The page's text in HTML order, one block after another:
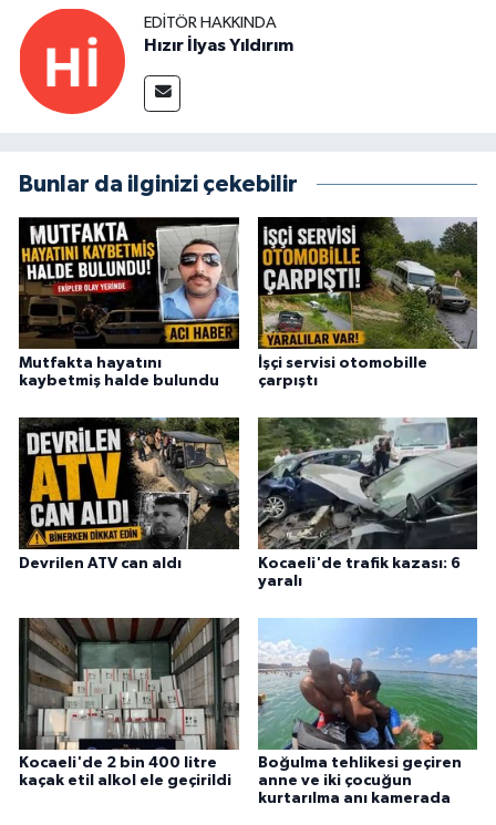
EDITÖR HAKKINDA
Hızır İlyas Yıldırım
Bunlar da ilginizi çekebilir
Mutfakta hayatını
kaybetmiş halde bulundu
İşçi servisi otomobille
çarpıştı
Devrilen ATV can aldı
Kocaeli'de trafik kazası: 6
yaralı
Kocaeli'de 2 bin 400 litre
kaçak etil alkol ele geçirildi
Boğulma tehlikesi geçiren
anne ve iki çocuğun
kurtarılma anı kamerada